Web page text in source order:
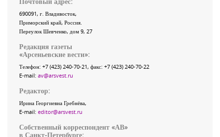
690091, г. Владивосток,
Приморский край, Россия
Переулок Шевченко, дом 9, 27
Редакция газеты
«Арсеньевские вести»:
Телефон: +7 (423) 240-70-21, факс: +7 (423) 240-70-22
E-mail: av@arsvest.ru
Редактор:
Ирина Георгиевна Гребнёва,
E-mail: editor@arsvest.ru
Собственный корреспондент «АВ»
в Санкт-Петербурге: